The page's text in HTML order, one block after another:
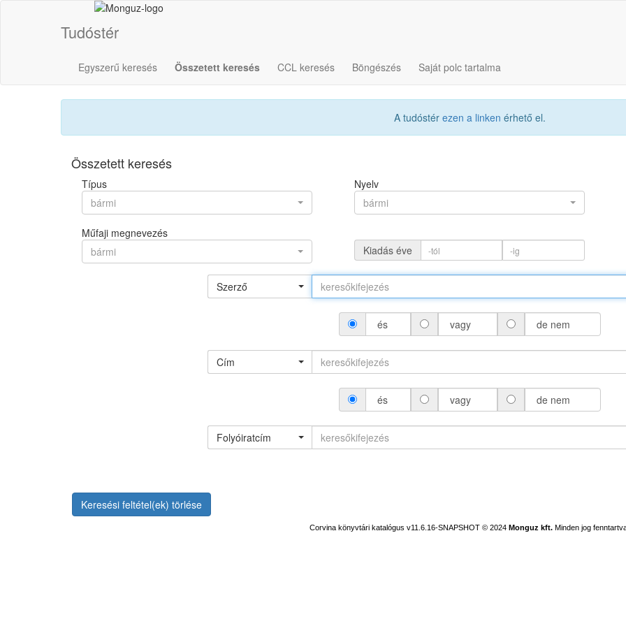
Tudóstér
Egyszerű keresés Összetett keresés CCL keresés Böngészés Saját polc tartalma
A tudóstér ezen a linken érhető el.
Összetett keresés
Típus
bármi
Nyelv
bármi
Műfaji megnevezés
bármi
Kiadás éve
Szerző
és vagy de nem
Cím
és vagy de nem
Folyóiratcím
Keresési feltétel(ek) törlése
Corvina könyvtári katalógus v11.6.16-SNAPSHOT © 2024 Monguz kft. Minden jog